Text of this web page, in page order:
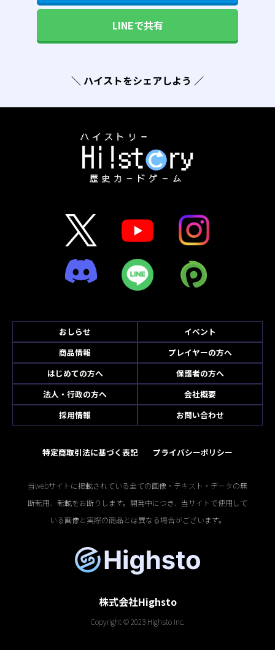
LINEで共有
＼ ハイストをシェアしよう ／
おしらせ
イベント
商品情報
プレイヤーの方へ
はじめての方へ
保護者の方へ
法人・行政の方へ
会社概要
採用情報
お問い合わせ
特定商取引法に基づく表記 プライバシーポリシー
当webサイトに掲載されている全ての画像・テキスト・データの無
断転用、転載をお断りします。開発中につき、当サイトで使用して
いる画像と実際の商品とは異なる場合がございます。
株式会社Highsto
Copyright © 2023 Highsto Inc.